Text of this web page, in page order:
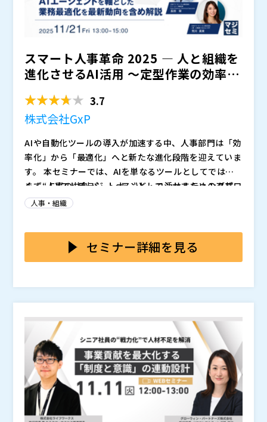
行役員 コーポレート統括本部 人事部長 新井 よし
子 氏
事部長／Market HRP 荒川 真実 氏
【登壇者】 日本アイ・ビー・エム株式会社 テクノロ
ジー事業本部 Data Platform Technical Specialist
長田 栞 氏
株式会社GxP（ ）
日本アイ・ビー・エム株式会社（
EYストラテジー・アンド・コンサルティング株式会社
（）
株式会社オープンソース活用研究所（）
マジセミ株式会社（）
※共催、協賛、協力、講演企業は将来的に追加、削除さ
スマート人事革命 2025 ― 人と組織を
進化させるAI活用 〜定型作業の効率化
3.7
株式会社GxP
AIや自動化ツールの導入が加速する中、人事部門は「効
率化」から「最適化」へと新たな進化段階を迎えていま
す。 本セミナーでは、AIを単なるツールとしてではな
く、“人事の共創パートナー”として活かすためのアプロ
ーチを、EY・GxP・IBM の3社がそれぞれの視点から具
まず、EYストラテジー・アンド・コンサルティング株
式会社より、「AIの正しい役割をデザインする――業務効率
考え方を提示します。
ズDX推進企業、GxP（グロースエクスパートナーズ株
式会社）が、自社でのAI導入事例「AI導入のリアル ―
て人事プロセス全体をAI起点でどう再設計したのか、実
践に基づくリアルな知見を共有します。 多くの企業がP
oC段階で止まりがちな中、短期間で設計・実装から社
内展開に踏み出したGxPの取り組みは、スピード感ある
AIと人が協働する人事の姿を示すものです。
「AIエージェントの最新動向：IBM watsonx Orchest
rateとは」および「IBM人事部門の挑戦：AIエージェン
トで実現した業務変革の舞台裏」を紹介。 市場の最新
動向から、実際にIBM社内人事がAIエージェントを活用
し、どのように業務変革を進めているのか、その裏側を
明かします。
AIが業務に自然に溶け込み、人がより創造的な判断と戦
略設計に注力する。 “AIを使う人事”から“AIと共に進化
する人事”へ。 本セミナーでは、その実践知と未来像
を、最前線の3社が具体的にお届けします。
【登壇者】 EYストラテジー・アンド・コンサルティン
グ株式会社 ピープル・コンサルティング アソシエー
トパートナー 髙浪 司 氏
【登壇者】 グロースエクスパートナーズ株式会社 執
行役員 コーポレート統括本部 人事部長 新井 よし
人事・組織
セミナー詳細を見る